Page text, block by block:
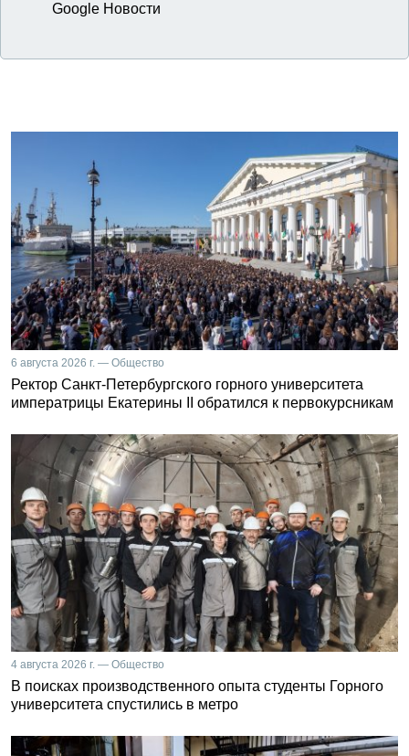
Google Новости
6 августа 2026 г. — Общество
Ректор Санкт-Петербургского горного университета
императрицы Екатерины II обратился к первокурсникам
4 августа 2026 г. — Общество
В поисках производственного опыта студенты Горного
университета спустились в метро